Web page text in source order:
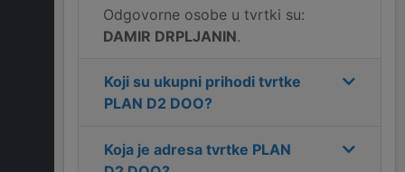
Odgovorne osobe u tvrtki su:
DAMIR DRPLJANIN.
Koji su ukupni prihodi tvrtke
PLAN D2 DOO?
Koja je adresa tvrtke PLAN